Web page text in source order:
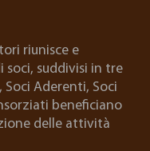
riunisce e
soci, suddivisi in tre
Soci Aderenti, Soci
beneficiano
delle attività